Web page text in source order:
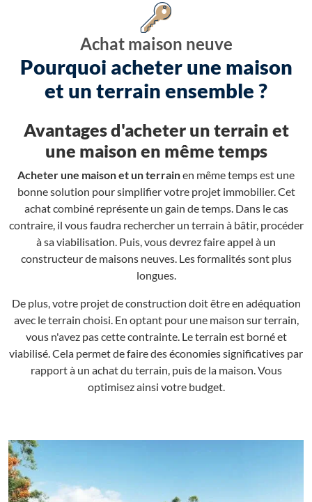
Achat maison neuve
Pourquoi acheter une maison
et un terrain ensemble ?
Avantages d'acheter un terrain et
une maison en même temps
Acheter une maison et un terrainen même temps est une
bonne solution pour simplifier votre projet immobilier. Cet
achat combiné représente un gain de temps. Dans le cas
contraire, il vous faudra rechercher un terrain à bâtir, procéder
à sa viabilisation. Puis, vous devrez faire appel à un
constructeur de maisons neuves. Les formalités sont plus
longues.
De plus, votre projet de construction doit être en adéquation
avec le terrain choisi. En optant pour une maison sur terrain,
vous n'avez pas cette contrainte. Le terrain est borné et
viabilisé. Cela permet de faire des économies significatives par
rapport à un achat du terrain, puis de la maison. Vous
optimisez ainsi votre budget.